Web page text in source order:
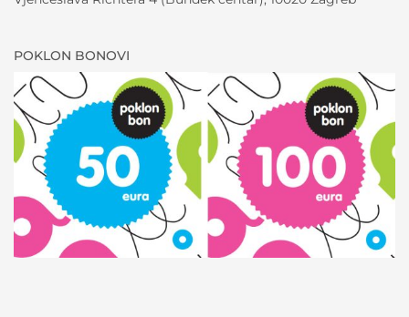
POKLON BONOVI